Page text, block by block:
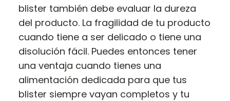
blister también debe evaluar la dureza
del producto. La fragilidad de tu producto
cuando tiene a ser delicado o tiene una
disolución fácil. Puedes entonces tener
una ventaja cuando tienes una
alimentación dedicada para que tus
blister siempre vayan completos y tu